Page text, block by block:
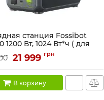
станция Fossibot
1200 Вт, 1024 Вт*ч ( для
UPS), зеленая
F1200
21 999 грн
В корзину